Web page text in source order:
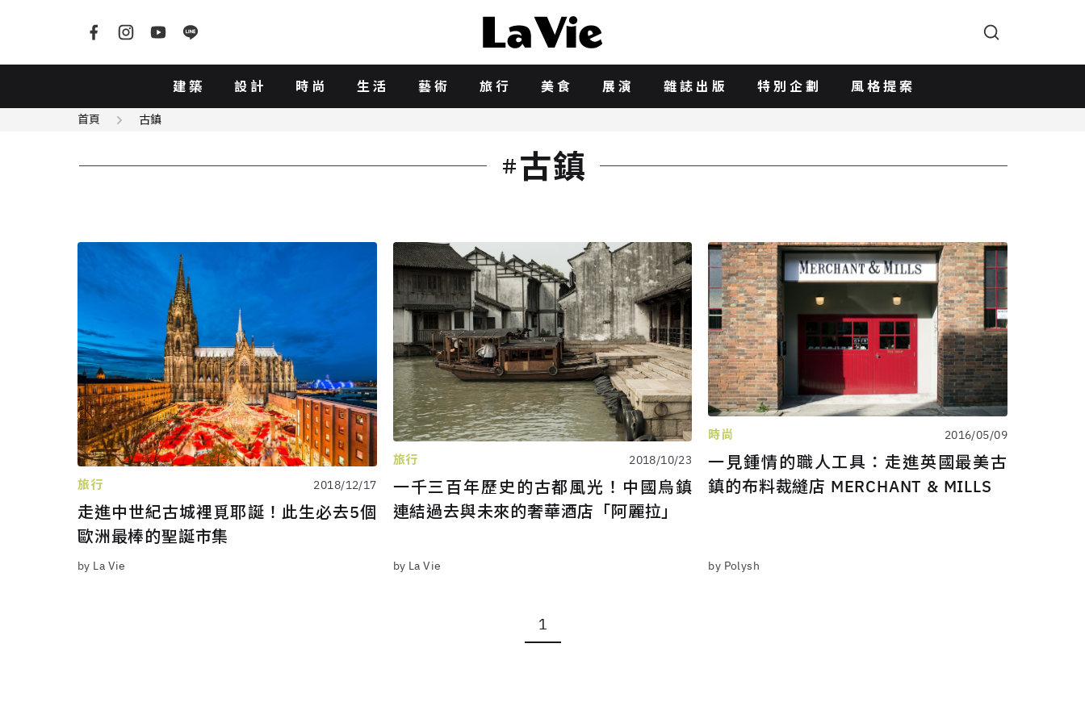
建築 設計 時尚 生活 藝術 旅行 美食 展演 雜誌出版 特別企劃 風格提案
首頁 古鎮
古鎮
旅行 2018/12/17
走進中世紀古城裡覓耶誕！此生必去5個
歐洲最棒的聖誕市集
by La Vie
旅行 2018/10/23
一千三百年歷史的古都風光！中國烏鎮
連結過去與未來的奢華酒店「阿麗拉」
by La Vie
時尚 2016/05/09
一見鍾情的職人工具：走進英國最美古
鎮的布料裁縫店 MERCHANT & MILLS
by Polysh
1